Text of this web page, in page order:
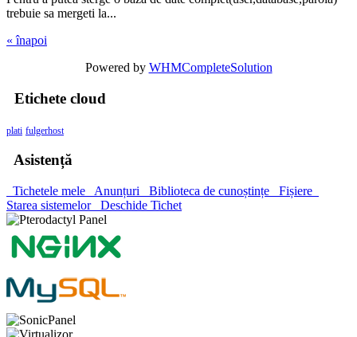
trebuie sa mergeti la...
« înapoi
Powered by WHMCompleteSolution
Etichete cloud
plati fulgerhost
Asistență
Tichetele mele Anunțuri Biblioteca de cunoștințe
Fișiere
Starea sistemelor
Deschide Tichet